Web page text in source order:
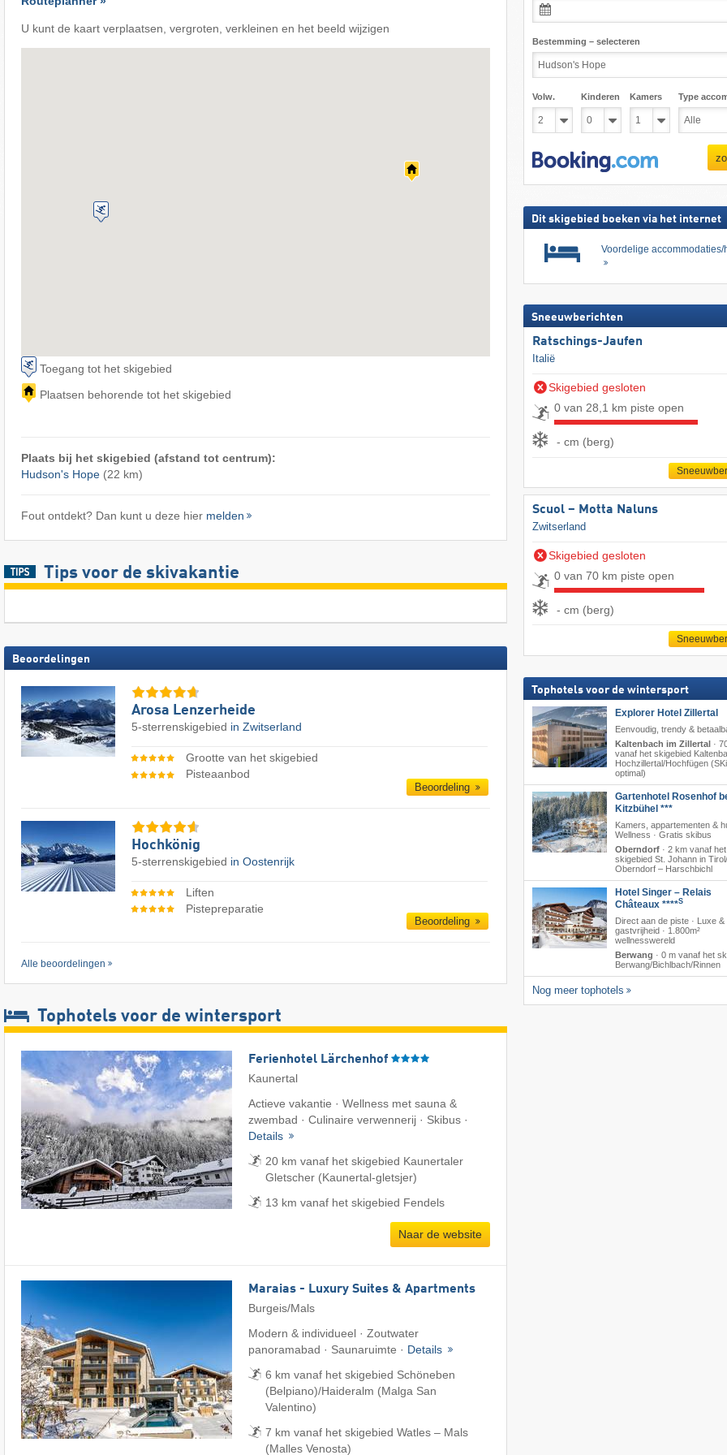
U kunt de kaart verplaatsen, vergroten, verkleinen en het beeld wijzigen
Toegang tot het skigebied
Plaatsen behorende tot het skigebied
Plaats bij het skigebied (afstand tot centrum):
Hudson's Hope(22 km)
Fout ontdekt? Dan kunt u deze hier melden
Tips voor de skivakantie
Beoordelingen
Arosa Lenzerheide
5-sterrenskigebied in Zwitserland
Grootte van het skigebied
Pisteaanbod
Beoordeling
Hochkönig
5-sterrenskigebied in Oostenrijk
Liften
Pistepreparatie
Beoordeling
Alle beoordelingen
Tophotels voor de wintersport
Ferienhotel Lärchenhof
Kaunertal
Actieve vakantie · Wellness met sauna &
zwembad · Culinaire verwennerij · Skibus ·
Details
20 km vanaf het skigebied Kaunertaler
Gletscher (Kaunertal-gletsjer)
13 km vanaf het skigebied Fendels
Naar de website
Maraias - Luxury Suites & Apartments
Burgeis/Mals
Modern & individueel · Zoutwater
panoramabad · Saunaruimte · Details
6 km vanaf het skigebied Schöneben
(Belpiano)/​Haideralm (Malga San
Valentino)
7 km vanaf het skigebied Watles – Mals
(Malles Venosta)
Bestemming – selecteren
Volw. Kinderen Kamers Type
Dit skigebied boeken via het internet
Voordelige accommodaties/
Sneeuwberichten
Ratschings-Jaufen
Italië
Skigebied gesloten
0 van 28,1 km piste open
- cm (berg)
Scuol – Motta Naluns
Zwitserland
Skigebied gesloten
0 van 70 km piste open
- cm (berg)
Tophotels voor de wintersport
Explorer Hotel Zillertal
Eenvoudig, trendy &
Kaltenbach im Zillertal·
vanaf het skigebied
Hochzillertal/​Hochfügen
optimal)
Gartenhotel Rosenhof
Kitzbühel ***
Kamers, appartementen &
Wellness · Gratis skibus
Oberndorf · 2 km vanaf het
skigebied St. Johann in Tirol/​
Oberndorf – Harschbichl
Hotel Singer – Relais
Châteaux ****S
Direct aan de piste · Luxe &
gastvrijheid · 1.800m²
wellnesswereld
Berwang · 0 m vanaf het
Berwang/​Bichlbach/​Rinnen
Nog meer tophotels